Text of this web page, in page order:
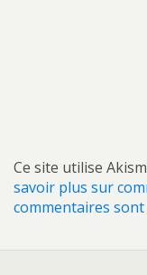
Ce site utilise
savoir plus sur
commentaires